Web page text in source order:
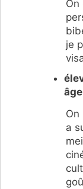
On
je
On
a